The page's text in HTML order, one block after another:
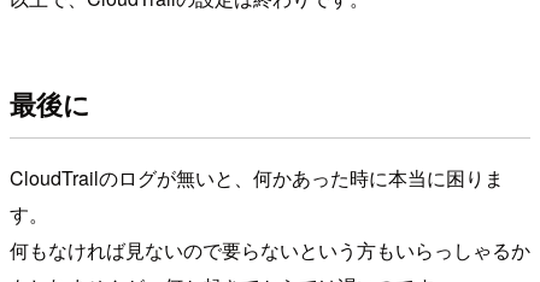
最後に
CloudTrailのログが無いと、何かあった時に本当に困りま
す。
何もなければ見ないので要らないという方もいらっしゃるか